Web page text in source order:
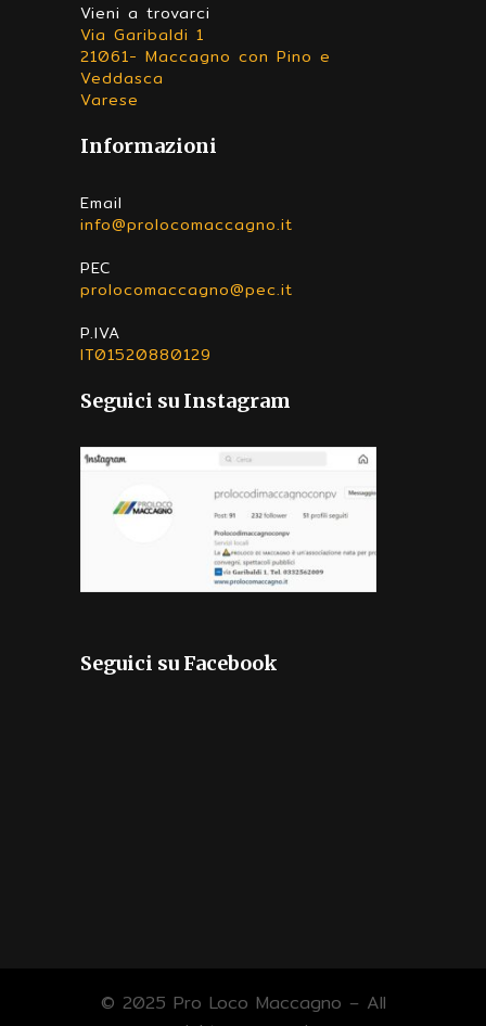
Vieni a trovarci
Via Garibaldi 1
21061- Maccagno con Pino e
Veddasca
Varese
Informazioni
Email
info@prolocomaccagno.it
PEC
prolocomaccagno@pec.it
P.IVA
IT01520880129
Seguici su Instagram
Seguici su Facebook
© 2025 Pro Loco Maccagno – All